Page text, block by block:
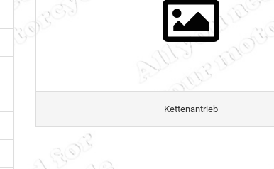
Kettenantrieb